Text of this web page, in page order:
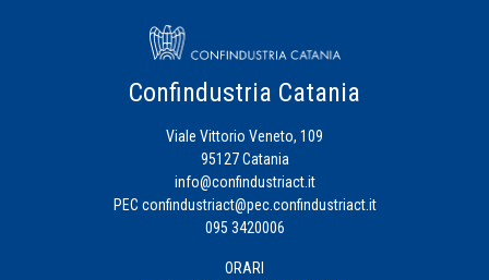
Confindustria Catania
Viale Vittorio Veneto, 109
95127 Catania
info@confindustriact.it
PEC confindustriact@pec.confindustriact.it
095 3420006
ORARI